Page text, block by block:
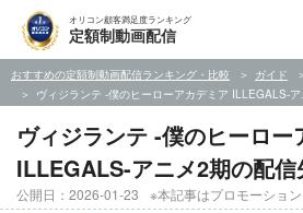
オリコン顧客満足度ランキング
定額制動画配信
おすすめの定額制動画配信ランキング・比較 ガイド
ヴィジランテ -僕のヒーローアカデミア ILLEGALS-
ヴィジランテ -僕のヒーロー
ILLEGALS-アニメ2期の配
公開日：2026-01-23 ※本記事はプロモーショ